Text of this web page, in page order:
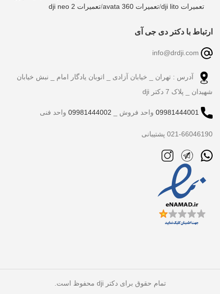
تعمیرات dji lito
/تعمیرات avata 360 /تعمیرات dji neo 2
ارتباط با دکتر دی جی آی
آدرس : تهران _ خیابان آزادی _ اتوبان یادگار امام _ نبش خیابان
شهیدان _ پلاک 7 دکتر dji
09981444001 واحد فروش _ 09981444002 واحد فنی
021-66046190 پشتیبانی
تمام حقوق برای دکتر dji محفوظ است.